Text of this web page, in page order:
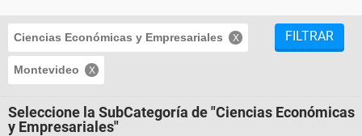
Ciencias Económicas y Empresariales
Montevideo
FILTRAR
Seleccione la SubCategoría de "Ciencias Económicas
y Empresariales"